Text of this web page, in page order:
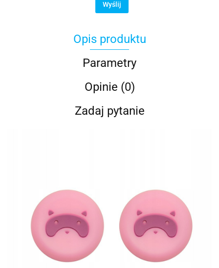
Wyślij
Opis produktu
Parametry
Opinie (0)
Zadaj pytanie